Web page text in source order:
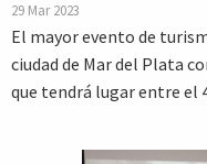
29 Mar 2023
El mayor evento de
ciudad de Mar del Plata
que tendrá lugar entre el